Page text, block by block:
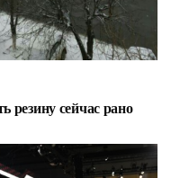
резину сейчас рано